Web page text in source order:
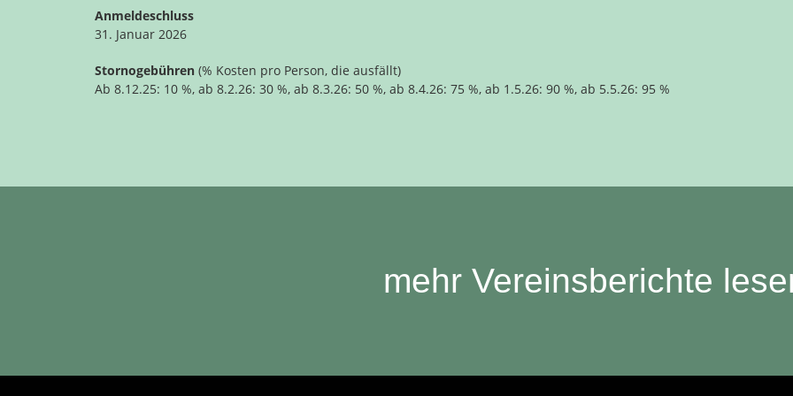
Anmeldeschluss
31. Januar 2026
Stornogebühren (% Kosten pro Person, die ausfällt)
Ab 8.12.25: 10 %, ab 8.2.26: 30 %, ab 8.3.26: 50 %, ab 8.4.26: 75 %, ab 1.5.26: 90 %, ab 5.5.26: 95 %
mehr Vereinsberichte